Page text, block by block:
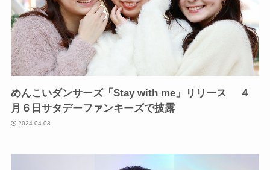
めんこいダンサーズ「Stay with me」リリース ４
月６日サタデーファンキーズで披露
2024-04-03